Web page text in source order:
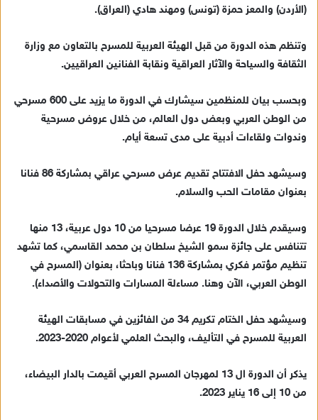
(الأردن) والمعز حمزة (تونس) ومهند هادي (العراق).
وتنظم هذه الدورة من قبل الهيئة العربية للمسرح بالتعاون مع وزارة
الثقافة والسياحة والآثار العراقية ونقابة الفنانين العراقيين.
وبحسب بيان للمنظمين سيشارك في الدورة ما يزيد على 600 مسرحي
من الوطن العربي وبعض دول العالم، من خلال عروض مسرحية
وندوات ولقاءات أدبية على مدى تسعة أيام.
وسيشهد حفل الافتتاح تقديم عرض مسرحي عراقي بمشاركة 86 فنانا
بعنوان مقامات الحب والسلام.
وسيقدم خلال الدورة 19 عرضا مسرحيا من 10 دول عربية، 13 منها
تتنافس على جائزة سمو الشيخ سلطان بن محمد القاسمي، كما تشهد
تنظيم مؤتمر فكري بمشاركة 136 فنانا وباحثا، بعنوان (المسرح في
الوطن العربي، الآن وهنا. مساءلة المسارات والتحولات والأصداء).
وسيشهد حفل الختام تكريم 34 من الفائزين في مسابقات الهيئة
العربية للمسرح في التأليف، والبحث العلمي لأعوام 2020-2023.
يذكر أن الدورة ال 13 لمهرجان المسرح العربي أقيمت بالدار البيضاء،
من 10 إلى 16 يناير 2023.